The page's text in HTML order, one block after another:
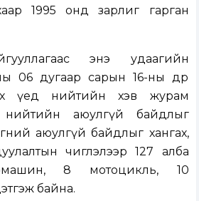
1995 онд зарлиг гарган
энэ удаагийн
06 дугаар сарын 16-ны өдөр
үед нийтийн хэв журам
нийтийн аюулгүй байдлыг
аюулгүй байдлыг хангах,
чиглэлээр 127 алба
8 мотоцикль, 10
байна.